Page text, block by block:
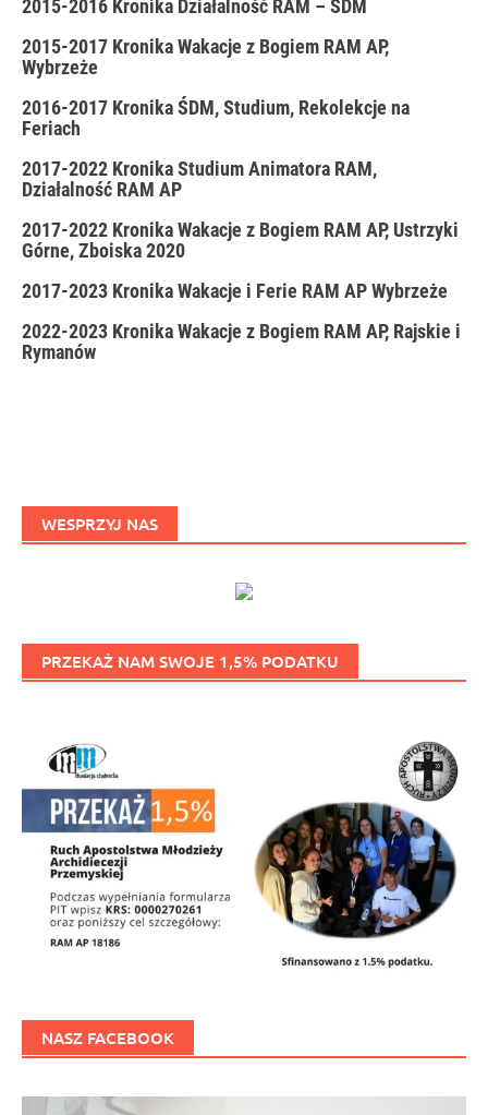
2015-2016 Kronika Działalność RAM – ŚDM
2015-2017 Kronika Wakacje z Bogiem RAM AP,
Wybrzeże
2016-2017 Kronika ŚDM, Studium, Rekolekcje na
Feriach
2017-2022 Kronika Studium Animatora RAM,
Działalność RAM AP
2017-2022 Kronika Wakacje z Bogiem RAM AP, Ustrzyki
Górne, Zboiska 2020
2017-2023 Kronika Wakacje i Ferie RAM AP Wybrzeże
2022-2023 Kronika Wakacje z Bogiem RAM AP, Rajskie i
Rymanów
WESPRZYJ NAS
PRZEKAŻ NAM SWOJE 1,5% PODATKU
NASZ FACEBOOK